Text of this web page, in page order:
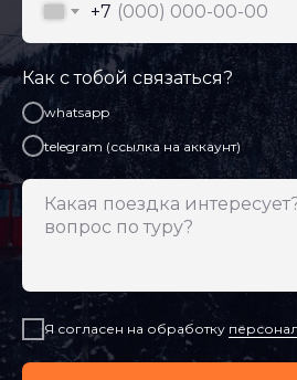
+7
Как с тобой связаться?
whatsapp
telegram (ссылка на аккаунт)
Я согласен на обработку